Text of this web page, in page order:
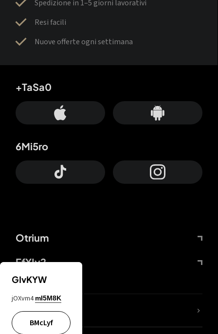
Spedizione in 1–5 giorni lavorativi
Resi facili
Nuove offerte ogni settimana
Otrium
FfYIy2
+TaSa0
6Mi5ro
Lj7sBL
GIvKYW
jOXvm4 mI5M8K
BMcLyf